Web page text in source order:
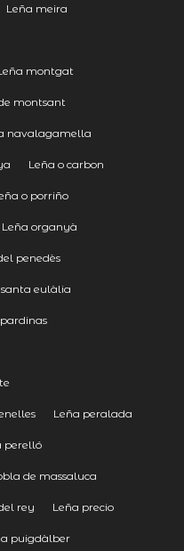
Leña meira
montgat
montsant
navalagamella
Leña o carbon
o porriño
Leña organyà
penedès
eulàlia
Leña peralada
perelló
de massaluca
rey Leña precio
puigdàlber